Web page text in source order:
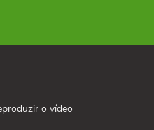
o vídeo